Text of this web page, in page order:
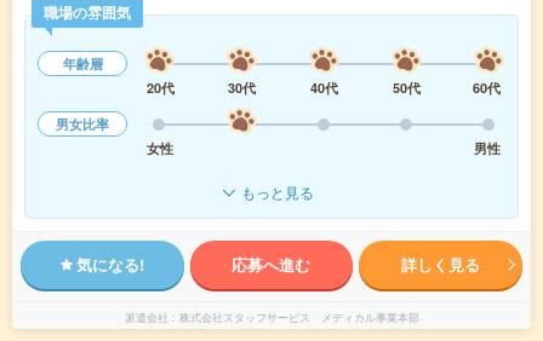
職場の雰囲気
年齢層
20代
30代 40代 50代
60代
男女比率
女性
男性
もっと見る
気になる! 応募へ進む 詳しく見る
派遣会社 株式会社スタッフサービス メディカル事業本部